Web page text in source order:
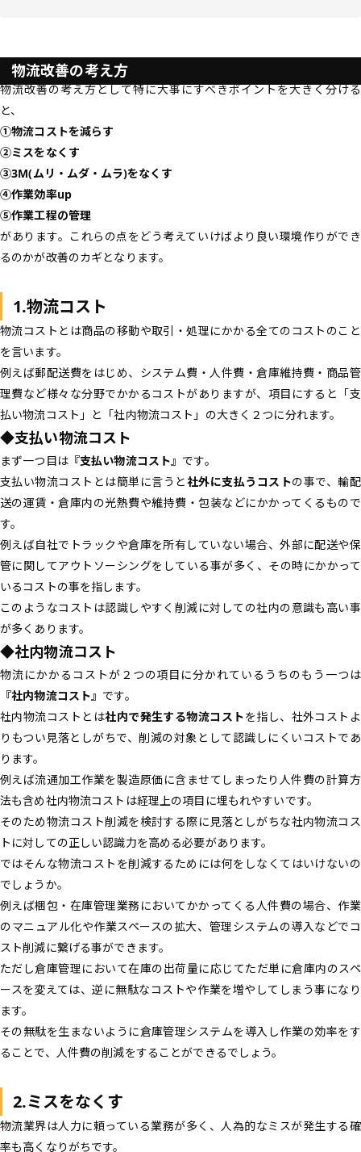
物流改善の考え方
物流改善の考え方として特に大事にすべきポイントを大きく分ける
と、
①物流コストを減らす
②ミスをなくす
③3M(ムリ・ムダ・ムラ)をなくす
④作業効率up
⑤作業工程の管理
があります。これらの点をどう考えていけばより良い環境作りができ
るのかが改善のカギとなります。
1.物流コスト
物流コストとは商品の移動や取引・処理にかかる全てのコストのこと
を言います。
例えば郵配送費をはじめ、システム費・人件費・倉庫維持費・商品管
理費など様々な分野でかかるコストがありますが、項目にすると「支
払い物流コスト」と「社内物流コスト」の大きく２つに分れます。
◆支払い物流コスト
まず一つ目は『支払い物流コスト』 です。
支払い物流コストとは簡単に言うと社外に支払うコストの事で、輸配
送の運賃・倉庫内の光熱費や維持費・包装などにかかってくるもので
す。
例えば自社でトラックや倉庫を所有していない場合、外部に配送や保
管に関してアウトソーシングをしている事が多く、その時にかかって
いるコストの事を指します。
このようなコストは認識しやすく削減に対しての社内の意識も高い事
が多くあります。
◆社内物流コスト
物流にかかるコストが２つの項目に分かれているうちのもう一つは
『社内物流コスト』 です。
社内物流コストとは社内で発生する物流コストを指し、社外コストよ
りもつい見落としがちで、削減の対象として認識しにくいコストであ
ります。
例えば流通加工作業を製造原価に含ませてしまったり人件費の計算方
法も含め社内物流コストは経理上の項目に埋もれやすいです。
そのため物流コスト削減を検討する際に見落としがちな社内物流コス
トに対しての正しい認識力を高める必要があります。
ではそんな物流コストを削減するためには何をしなくてはいけないの
でしょうか。
例えば梱包・在庫管理業務においてかかってくる人件費の場合、作業
のマニュアル化や作業スペースの拡大、管理システムの導入などでコ
スト削減に繋げる事ができます。
ただし倉庫管理において在庫の出荷量に応じてただ単に倉庫内のスペ
ースを変えては、逆に無駄なコストや作業を増やしてしまう事になり
ます。
その無駄を生まないように倉庫管理システムを導入し作業の効率をす
ることで、人件費の削減をすることができるでしょう。
2.ミスをなくす
物流業界は人力に頼っている業務が多く、人為的なミスが発生する確
率も高くなりがちです。